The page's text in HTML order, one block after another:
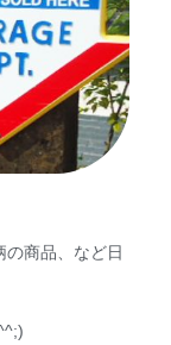
商品、など日